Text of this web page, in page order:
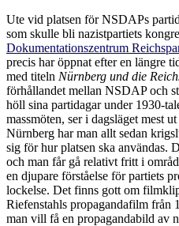
Ute vid platsen för NSDAPs
som skulle bli nazistpartiets
Dokumentationszentrum
precis har öppnat efter en längre
med titeln Nürnberg und die
förhållandet mellan NSDAP och
höll sina partidagar under 1930-
massmöten, ser i dagsläget mest
Nürnberg har man allt sedan
sig för hur platsen ska användas.
och man får gå relativt fritt i
en djupare förståelse för partiets
lockelse. Det finns gott om
Riefenstahls propagandafilm från
man vill få en propagandabild av